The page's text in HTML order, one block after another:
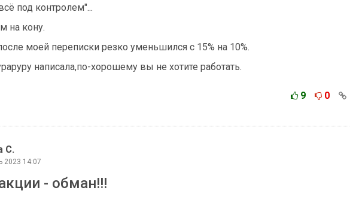
под контролем"...
на кону.
моей переписки резко уменьшился с 15% на 10%.
написала,по-хорошему вы не хотите работать.
9 0
С.
2023 14:07
- обман!!!